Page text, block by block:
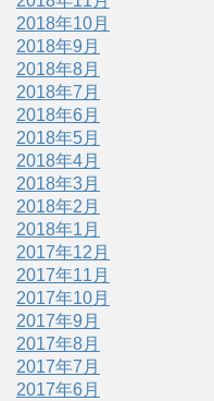
2018年10月
2018年9月
2018年8月
2018年7月
2018年6月
2018年5月
2018年4月
2018年3月
2018年2月
2018年1月
2017年12月
2017年11月
2017年10月
2017年9月
2017年8月
2017年7月
2017年6月